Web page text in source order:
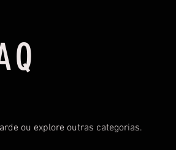
ou explore outras categorias.